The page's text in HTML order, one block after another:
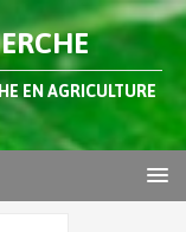
EN AGRICULTURE